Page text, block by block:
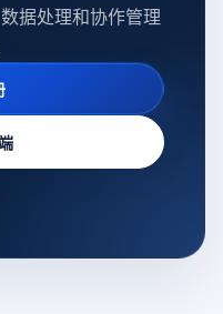
据处理和协作管理